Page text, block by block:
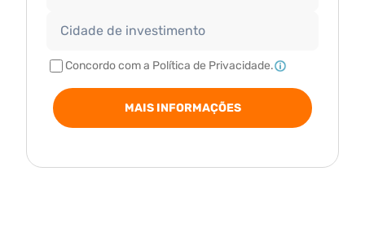
Concordo com a Política de Privacidade.
MAIS INFORMAÇÕES